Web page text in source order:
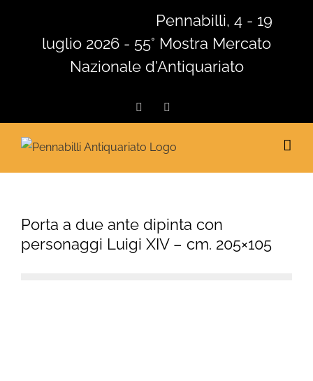
contenuto
Pennabilli, 4 - 19
luglio 2026 - 55° Mostra Mercato
Nazionale d'Antiquariato
Facebook
Porta a due ante dipinta con
personaggi Luigi XIV – cm. 205×105